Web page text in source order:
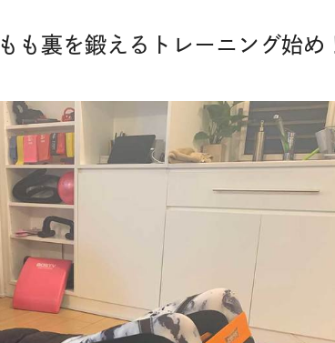
も裏を鍛えるトレーニング始め